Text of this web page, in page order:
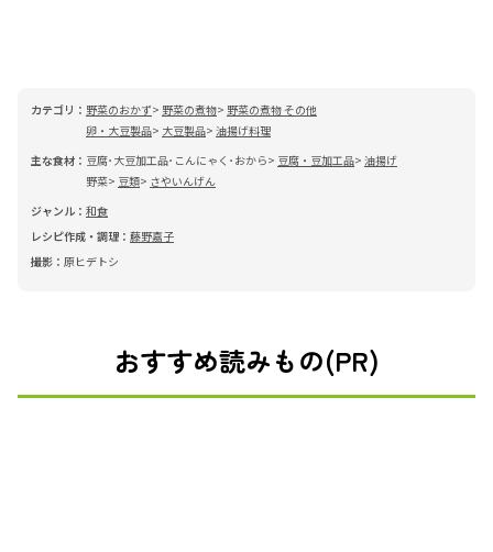
カテゴリ： 野菜のおかず 野菜の煮物
野菜の煮物 その他
卵・大豆製品
大豆製品 油揚げ料理
主な食材： 豆腐･大豆加工品･こんにゃく･おから 豆腐・豆加工品 油揚げ
野菜
豆類
さやいんげん
ジャンル： 和食
レシピ作成・調理： 藤野嘉子
撮影： 原ヒデトシ
おすすめ読みもの(PR)